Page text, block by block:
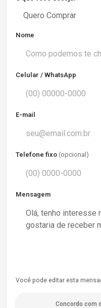
Quero Comprar
Nome
Celular / WhatsApp
E-mail
Telefone fixo (opcional)
Mensagem
Você pode editar esta
Concordo com